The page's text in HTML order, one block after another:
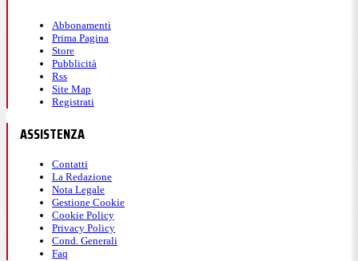
Abbonamenti
Prima Pagina
Store
Pubblicità
Rss
Site Map
Registrati
ASSISTENZA
Contatti
La Redazione
Nota Legale
Gestione Cookie
Cookie Policy
Privacy Policy
Cond. Generali
Faq